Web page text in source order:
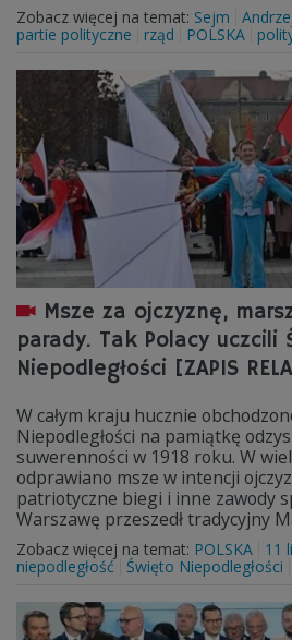
Zobacz więcej na temat: Sejm
partie polityczne
rząd POLSKA
Msze za ojczyznę,
parady. Tak Polacy uczcili
Niepodległości [ZAPIS
W całym kraju hucznie
Niepodległości na pamiątkę
suwerenności w 1918 roku. W
odprawiano msze w intencji
patriotyczne biegi i inne zawody
Warszawę przeszedł tradycyjny
Zobacz więcej na temat: POLSKA
11
niepodległość Święto Niepodległości